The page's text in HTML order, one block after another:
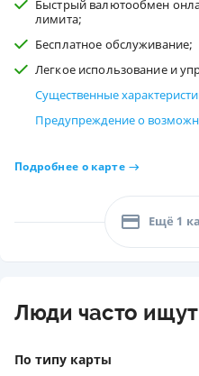
Быстрый валютообмен
лимита;
Бесплатное обслуживание;
Легкое использование и
Существенные
Предупреждение о
Подробнее о карте
Ещё 1
Люди часто ищут
По типу карты